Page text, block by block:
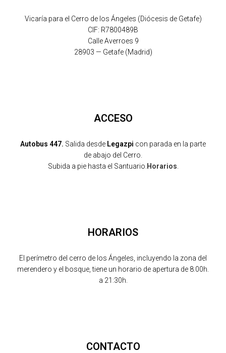
Vicaría para el Cerro de los Ángeles (Diócesis de Getafe)
CIF: R7800489B
Calle Averroes 9
28903 — Getafe (Madrid)
ACCESO
Autobus 447. Salida desde Legazpi con parada en la parte
de abajo del Cerro.
Subida a pie hasta el Santuario. Horarios
HORARIOS
El perímetro del cerro de los Ángeles, incluyendo la zona del
merendero y el bosque, tiene un horario de apertura de 8:00h.
a 21:30h.
CONTACTO